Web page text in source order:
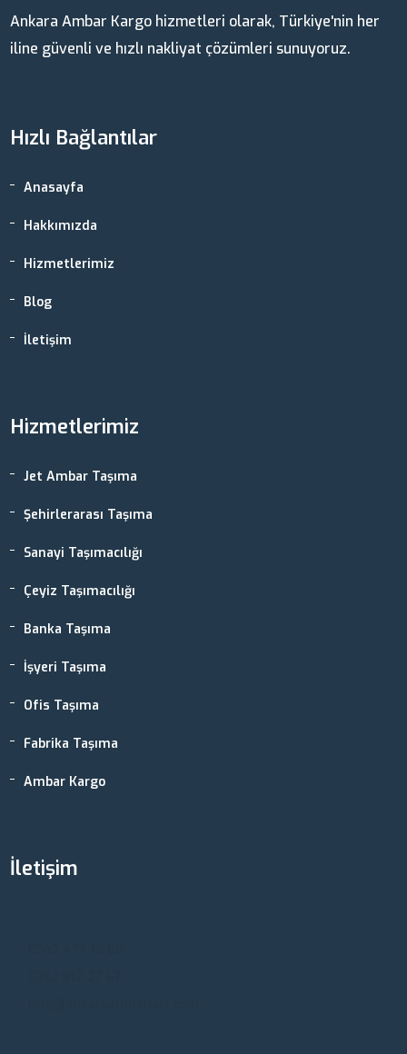
Ankara Ambar Kargo hizmetleri olarak, Türkiye'nin her
iline güvenli ve hızlı nakliyat çözümleri sunuyoruz.
Hızlı Bağlantılar
Anasayfa
Hakkımızda
Hizmetlerimiz
Blog
İletişim
Hizmetlerimiz
Jet Ambar Taşıma
Şehirlerarası Taşıma
Sanayi Taşımacılığı
Çeyiz Taşımacılığı
Banka Taşıma
İşyeri Taşıma
Ofis Taşıma
Fabrika Taşıma
Ambar Kargo
İletişim